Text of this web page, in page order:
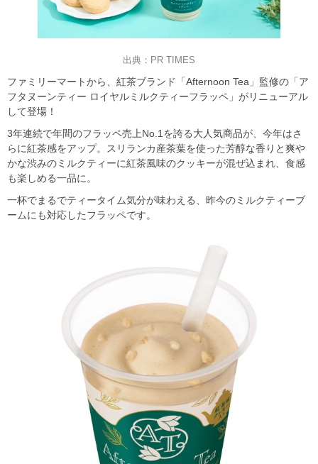
出典：PR TIMES
ファミリーマートから、紅茶ブランド「Afternoon Tea」監修の「ア
フタヌーンティー ロイヤルミルクティーフラッペ」がリニューアル
して登場！
3年連続で年間のフラッペ売上No.1を誇る大人気商品が、今年はさ
らに紅茶感をアップ。スリランカ産茶葉を使った芳醇な香りと爽や
かな渋みのミルクティーに紅茶風味のクッキーが混ぜ込まれ、食感
も楽しめる一品に。
一杯でまるでティータイム気分が味わえる、昨今のミルクティーブ
ームにも対応したフラッペです。